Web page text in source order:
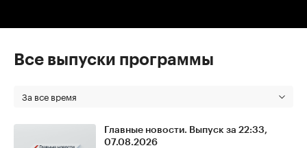
Все выпуски программы
За все время
Главные новости. Выпуск за 22:33,
07.08.2026